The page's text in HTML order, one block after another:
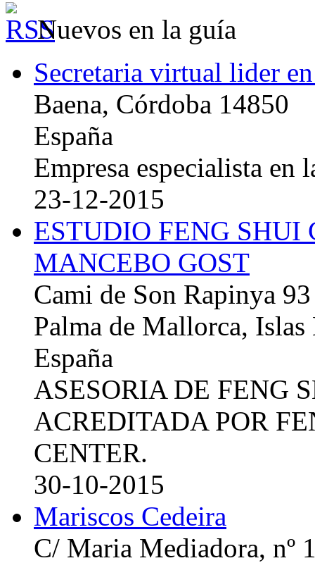
Nuevos en la guía
Secretaria virtual lider
Baena, Córdoba 14850
España
Empresa especialista en
23-12-2015
ESTUDIO FENG
MANCEBO GOST
Cami de Son Rapinya 93
Palma de Mallorca, Islas
España
ASESORIA DE FENG
ACREDITADA POR
CENTER.
30-10-2015
Mariscos Cedeira
C/ Maria Mediadora, nº